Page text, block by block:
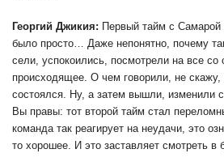
Георгий Джикия: Первый тайм с
было просто… Даже непонятно, почему
сели, успокоились, посмотрели на все со
происходящее. О чем говорили, не скажу,
состоялся. Ну, а затем вышли, изменили
Вы правы: тот второй тайм стал
команда так реагирует на неудачи, это
то хорошее. И это заставляет смотреть в